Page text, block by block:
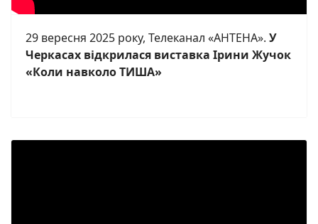
29 вересня 2025 року, Телеканал «АНТЕНА». У
Черкасах відкрилася виставка Ірини Жучок
«Коли навколо ТИША»